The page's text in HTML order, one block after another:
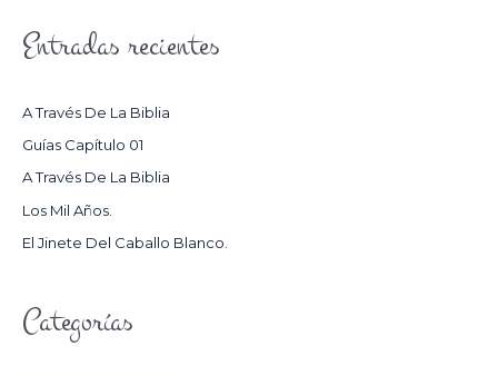
C
:
Entradas recientes
A Través De La Biblia
Guías Capítulo 01
A Través De La Biblia
Los Mil Años.
El Jinete Del Caballo Blanco.
Categorías